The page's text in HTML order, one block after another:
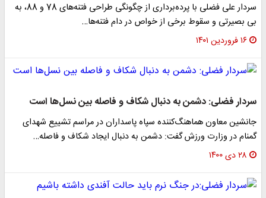
سردار علی فضلی با پرده‌برداری از چگونگی طراحی فتنه‌های 78 و 88، به
بی بصیرتی و سقوط برخی از خواص در دام فتنه‌ها…
۱۶ فروردین ۱۴۰۱
سردار فضلی: دشمن به دنبال شکاف و فاصله بین نسل‌ها است
جانشین معاون هماهنگ‌کننده سپاه پاسداران در مراسم تشییع شهدای
گمنام در وزارت ورزش گفت: دشمن به دنبال ایجاد شکاف و فاصله…
۲۸ دی ۱۴۰۰